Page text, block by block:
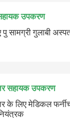
उपकरण
सामग्री गुलाबी
सहायक उपकरण
के लिए मेडिकल